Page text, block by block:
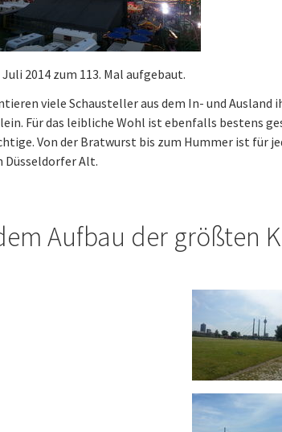
2014 zum 113. Mal aufgebaut.
viele Schausteller aus dem In- und
Für das leibliche Wohl ist ebenfalls bestens
Von der Bratwurst bis zum Hummer ist für
Alt.
Aufbau der größten